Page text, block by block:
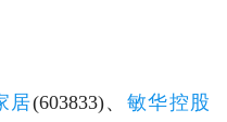
居(603833)、 敏华控股